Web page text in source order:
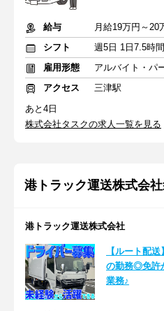
給与
月給19万円～
シフト
週5日 1日7.5時
雇用形態
アルバイト・パ
アクセス
三津駅
あと4日
株式会社タスクの求人一覧を見る
港トラック運送株式会
港トラック運送株式会社
【ルート配
の勤務◎免許
業務♪